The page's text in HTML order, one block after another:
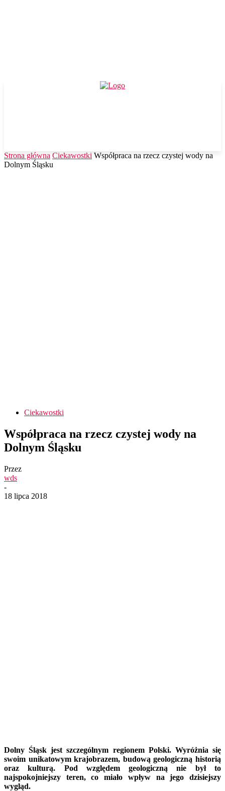
Strona główna Ciekawostki Współpraca na rzecz czystej wody na
Dolnym Śląsku
Ciekawostki
Współpraca na rzecz czystej wody na
Dolnym Śląsku
Przez
wds
-
18 lipca 2018
Dolny Śląsk jest szczególnym regionem Polski. Wyróżnia się
swoim unikatowym krajobrazem, budową geologiczną historią
oraz kulturą. Pod względem geologiczną nie był to
najspokojniejszy teren, co miało wpływ na jego dzisiejszy
wygląd.